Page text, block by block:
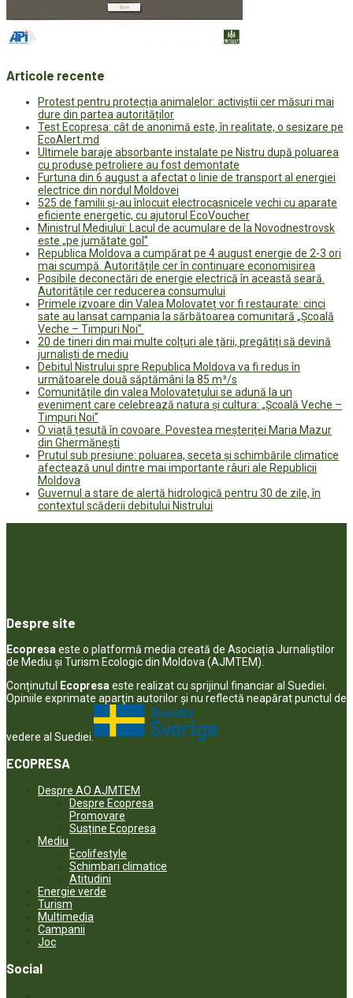
Articole recente
Protest pentru protecția animalelor: activiștii cer măsuri mai
dure din partea autorităților
Test Ecopresa: cât de anonimă este, în realitate, o sesizare pe
EcoAlert.md
Ultimele baraje absorbante instalate pe Nistru după poluarea
cu produse petroliere au fost demontate
Furtuna din 6 august a afectat o linie de transport al energiei
electrice din nordul Moldovei
525 de familii și-au înlocuit electrocasnicele vechi cu aparate
eficiente energetic, cu ajutorul EcoVoucher
Ministrul Mediului: Lacul de acumulare de la Novodnestrovsk
este „pe jumătate gol”
Republica Moldova a cumpărat pe 4 august energie de 2-3 ori
mai scumpă. Autoritățile cer în continuare economisirea
Posibile deconectări de energie electrică în această seară.
Autoritățile cer reducerea consumului
Primele izvoare din Valea Molovateț vor fi restaurate: cinci
sate au lansat campania la sărbătoarea comunitară „Școală
Veche – Timpuri Noi”
20 de tineri din mai multe colțuri ale țării, pregătiți să devină
jurnaliști de mediu
Debitul Nistrului spre Republica Moldova va fi redus în
următoarele două săptămâni la 85 m³/s
Comunitățile din valea Molovatețului se adună la un
eveniment care celebrează natura și cultura: „Școală Veche –
Timpuri Noi”
O viață țesută în covoare. Povestea meșteriței Maria Mazur
din Ghermănești
Prutul sub presiune: poluarea, seceta și schimbările climatice
afectează unul dintre mai importante râuri ale Republicii
Moldova
Guvernul a stare de alertă hidrologică pentru 30 de zile, în
contextul scăderii debitului Nistrului
Despre site
Ecopresa este o platformă media creată de Asociația Jurnaliștilor
de Mediu și Turism Ecologic din Moldova (AJMTEM).
Conținutul
Ecopresa este realizat cu sprijinul financiar al Suediei.
Opiniile exprimate aparţin autorilor şi nu reflectă neapărat punctul de
vedere al Suediei.
ECOPRESA
Despre AO AJMTEM
Despre Ecopresa
Promovare
Susține Ecopresa
Mediu
Ecolifestyle
Schimbari climatice
Atitudini
Energie verde
Turism
Multimedia
Campanii
Joc
Social